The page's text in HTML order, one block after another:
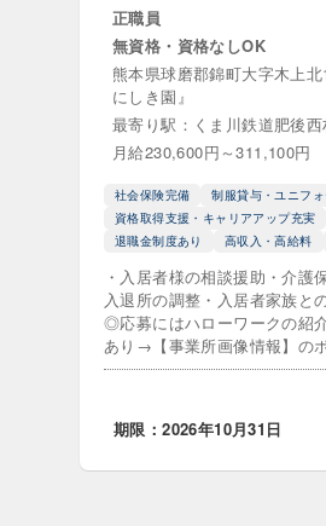
正職員
無資格・資格なしOK
熊本県球磨郡錦町大字木上
にしき園』
最寄り駅：くま川鉄道肥後西
月給230,600円～311,100円
社会保険完備 制服貸与・ユニフ
資格取得支援・キャリアアップ充実
退職金制度あり
高収入・高給料
・入居者様の相談援助・介護
入退所の調整・入居者家族と
◎応募にはハローワークの紹
あり→【事業所画像情報】の
期限：2026年10月31日